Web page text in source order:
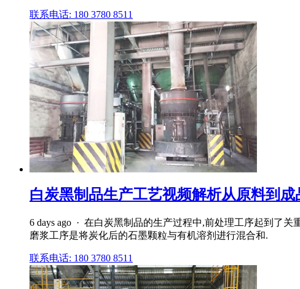
联系电话: 180 3780 8511
白炭黑制品生产工艺视频解析从原料到
6 days ago · 在白炭黑制品的生产过程中,前处理工序起到了
磨浆工序是将炭化后的石墨颗粒与有机溶剂进行混合和.
联系电话: 180 3780 8511